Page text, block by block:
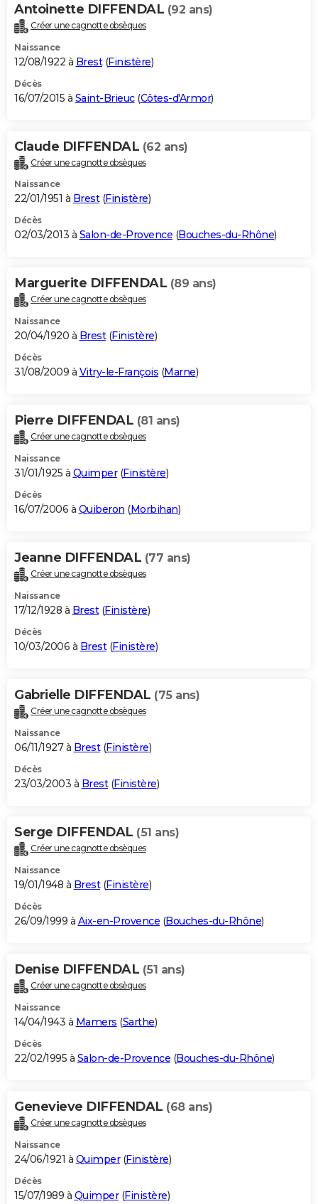
Antoinette DIFFENDAL (92 ans)
Créer une cagnotte obsèques
Naissance
12/08/1922 à Brest(Finistère)
Décès
16/07/2015 à Saint-Brieuc(Côtes-d'Armor)
Claude DIFFENDAL (62 ans)
Créer une cagnotte obsèques
Naissance
22/01/1951 à Brest(Finistère)
Décès
02/03/2013 à Salon-de-Provence (Bouches-du-Rhône)
Marguerite DIFFENDAL (89 ans)
Créer une cagnotte obsèques
Naissance
20/04/1920 à Brest(Finistère)
Décès
31/08/2009 à Vitry-le-François (Marne)
Pierre DIFFENDAL (81 ans)
Créer une cagnotte obsèques
Naissance
31/01/1925 à Quimper(Finistère)
Décès
16/07/2006 à Quiberon (Morbihan)
Jeanne DIFFENDAL (77 ans)
Créer une cagnotte obsèques
Naissance
17/12/1928 à Brest(Finistère)
Décès
10/03/2006 à Brest(Finistère)
Gabrielle DIFFENDAL (75 ans)
Créer une cagnotte obsèques
Naissance
06/11/1927 à Brest(Finistère)
Décès
23/03/2003 à Brest(Finistère)
Serge DIFFENDAL (51 ans)
Créer une cagnotte obsèques
Naissance
19/01/1948 à Brest(Finistère)
Décès
26/09/1999 à Aix-en-Provence (Bouches-du-Rhône)
Denise DIFFENDAL (51 ans)
Créer une cagnotte obsèques
Naissance
14/04/1943 à Mamers (Sarthe)
Décès
22/02/1995 à Salon-de-Provence (Bouches-du-Rhône)
Genevieve DIFFENDAL (68 ans)
Créer une cagnotte obsèques
Naissance
24/06/1921 à Quimper(Finistère)
Décès
15/07/1989 à Quimper(Finistère)